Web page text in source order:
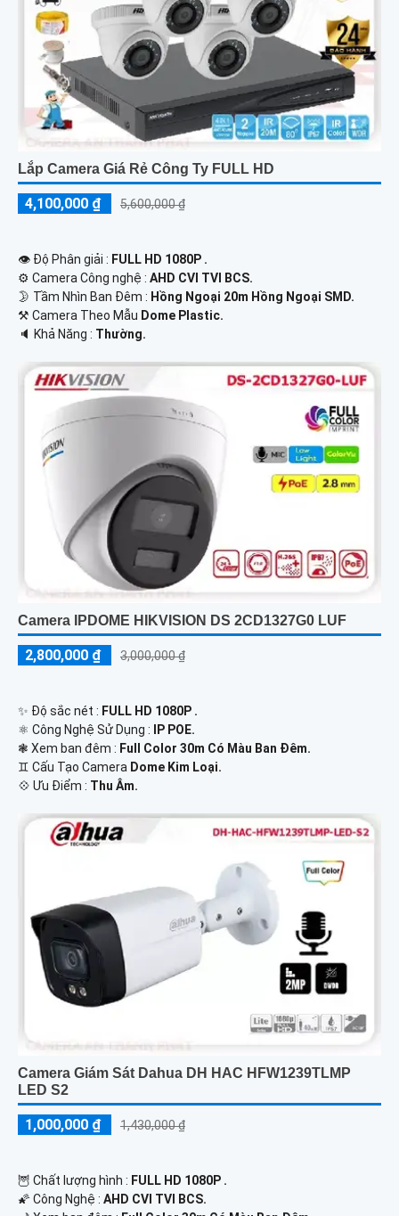
Lắp Camera Giá Rẻ Công Ty FULL HD
4,100,000 ₫ 5,600,000 ₫
👁 Độ Phân giải : FULL HD 1080P .
⚙ Camera Công nghệ : AHD CVI TVI BCS.
🌛 Tầm Nhìn Ban Đêm : Hồng Ngoại 20m Hồng Ngoại SMD.
⚒ Camera Theo Mẫu Dome Plastic.
️🔈 Khả Năng : Thường.
Camera IPDOME HIKVISION DS 2CD1327G0 LUF
2,800,000 ₫ 3,000,000 ₫
✨ Độ sắc nét : FULL HD 1080P .
⚛️ Công Nghệ Sử Dụng :
IP POE.
❃ Xem ban đêm : Full Color 30m Có Màu Ban Đêm.
♊ Cấu Tạo Camera Dome Kim Loại.
️💠 Ưu Điểm : Thu Âm.
Camera Giám Sát Dahua DH HAC HFW1239TLMP
LED S2
1,000,000 ₫ 1,430,000 ₫
🦉 Chất lượng hình : FULL HD 1080P .
🌠 Công Nghệ : AHD CVI TVI BCS.